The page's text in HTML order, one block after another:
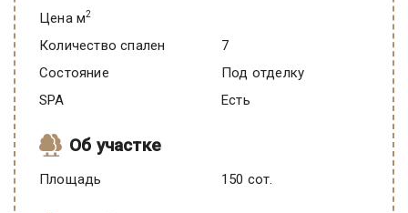
Цена м2
Количество спален
7
Состояние
под отделку
SPA
есть
Об участке
Площадь 150 сот.